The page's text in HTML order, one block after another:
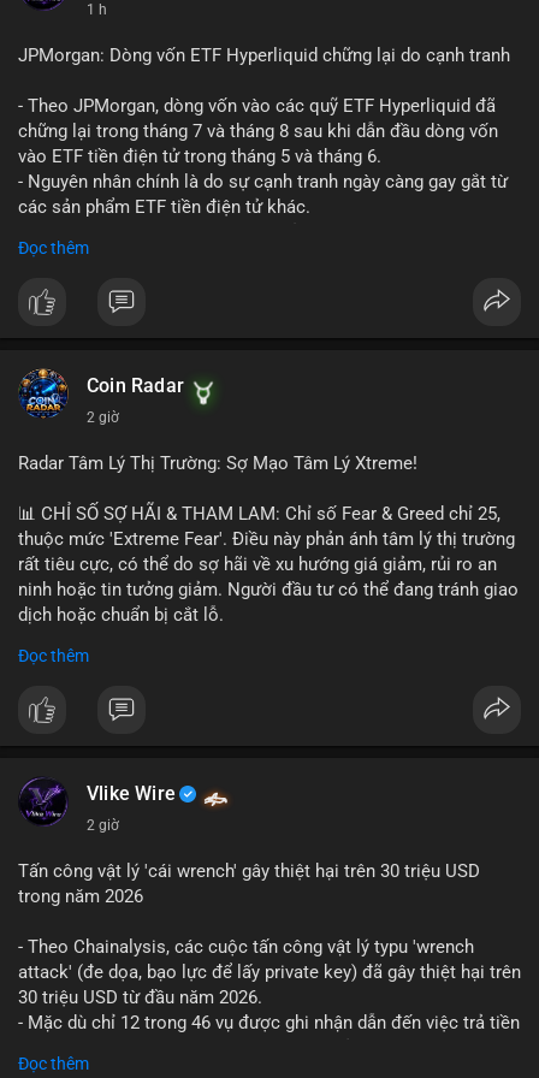
1 h
JPMorgan: Dòng vốn ETF Hyperliquid chững lại do cạnh tranh
- Theo JPMorgan, dòng vốn vào các quỹ ETF Hyperliquid đã
chững lại trong tháng 7 và tháng 8 sau khi dẫn đầu dòng vốn
vào ETF tiền điện tử trong tháng 5 và tháng 6.
- Nguyên nhân chính là do sự cạnh tranh ngày càng gay gắt từ
các sản phẩm ETF tiền điện tử khác.
Hyperliquid có thể đã giảm bớt, ảnh hưởng đến dòng vốn và
- Nhà đầu tư cần theo dõi sát sao diễn biến thị trường và các
yếu tố cạnh tranh để đưa ra quyết định đầu tư hợp lý.
#binancesquare #cryptonews
📰 Nguồn: CoinDesk
Đọc thêm
Coin Radar
2 giờ
Radar Tâm Lý Thị Trường: Sợ Mạo Tâm Lý Xtreme!
📊 CHỈ SỐ SỢ HÃI & THAM LAM: Chỉ số Fear & Greed chỉ 25,
thuộc mức 'Extreme Fear'. Điều này phản ánh tâm lý thị trường
rất tiêu cực, có thể do sợ hãi về xu hướng giá giảm, rủi ro an
ninh hoặc tin tưởng giảm. Người đầu tư có thể đang tránh giao
dịch hoặc chuẩn bị cắt lỗ.
📈 XU HƯỚNG TÌM KIẾM & THẢO LUẬN: Coin trending trên
(CASHCAT), Pudgy Penguins (PENGU) và OVERTAKE (TAKE).
Các chủ đề như 'Sắt lở đất' hoặc 'Chết' trên Google Trends
trung của người dùng vào các chủ đề địa phương. Trên
LunarCrush, các chủ đề như Solana, Taylor Swift và UFC 310
💬 DÒNG CHẢY TIN TỨC & TRUYỀN THÔNG: Tài chính Việt
Bắc', trong khi tin tức quốc tế nhấn mạnh việc Putin ký luật
crypto và sự kiện an ninh như hack Zeus Wallet. Trên Binance
Square, nhiều người chia sẻ chiến lược giao dịch như lệnh
Long $BTW hoặc cập nhật về sự kiện Alpha Trading
Đọc thêm
Vlike Wire
2 giờ
Tấn công vật lý 'cái wrench' gây thiệt hại trên 30 triệu USD
trong năm 2026
- Theo Chainalysis, các cuộc tấn công vật lý typu 'wrench
attack' (đe dọa, bạo lực để lấy private key) đã gây thiệt hại trên
30 triệu USD từ đầu năm 2026.
- Mặc dù chỉ 12 trong 46 vụ được ghi nhận dẫn đến việc trả tiền
gồm rò rỉ dữ liệu và đe dọa tới gia đình, bạn bè của người sở
Đọc thêm